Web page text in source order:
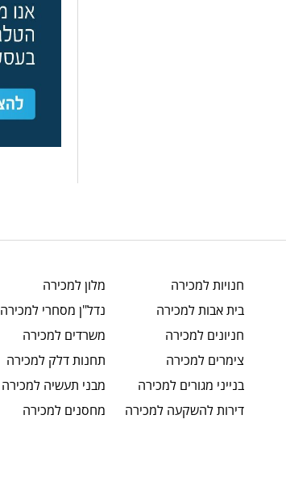
חנויותלמכירה
בית אבותלמכירה
חניונים למכירה
צימרים למכירה
בנייני מגורים למכירה
דירות להשקעה למכירה
מלון למכירה
נדל"ן מסחרי למכירה
משרדים למכירה
תחנות דלק למכירה
מבני תעשיה למכירה
מחסנים למכירה